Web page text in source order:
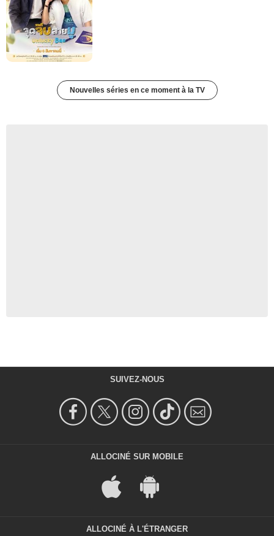
Nouvelles séries en ce moment à la TV
SUIVEZ-NOUS
ALLOCINÉ SUR MOBILE
ALLOCINÉ À L'ÉTRANGER